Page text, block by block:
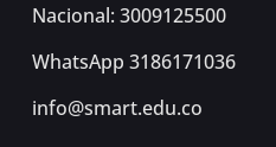
Nacional: 3009125500
WhatsApp 3186171036
info@smart.edu.co